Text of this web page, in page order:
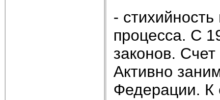
- стихийность
процесса. С
законов.
Активно
Федерации. К